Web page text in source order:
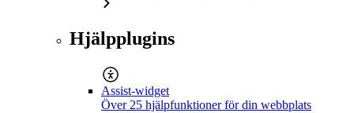
Hjälpplugins
Assist-widget
Över 25 hjälpfunktioner för din webbplats